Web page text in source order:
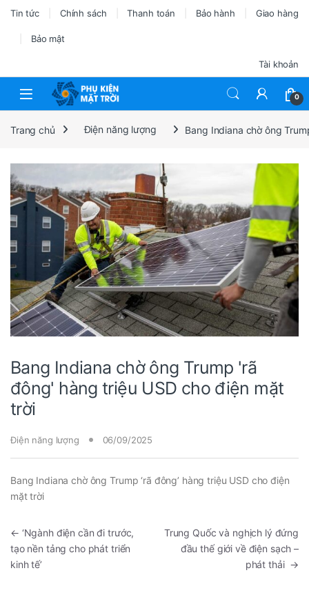
Tin tức Chính sách Thanh toán Bảo hành Giao hàng
Bảo mật
Tài khoản
0
Trang chủ Điện năng lượng Bang Indiana chờ ông
Bang Indiana chờ ông Trump 'rã
đông' hàng triệu USD cho điện mặt
trời
Điện năng lượng 06/09/2025
Bang Indiana chờ ông Trump ‘rã đông’ hàng triệu USD cho điện
mặt trời
← ‘Ngành điện cần đi trước,
tạo nền tảng cho phát triển
kinh tế’
Trung Quốc và nghịch lý đứng
đầu thế giới về điện sạch –
phát thải →